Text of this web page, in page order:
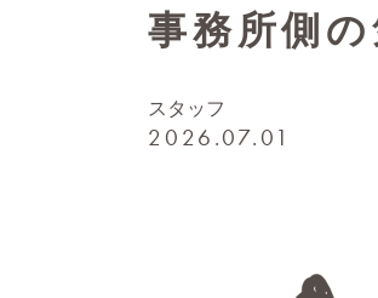
事務所側
スタッフ
2026.07.01